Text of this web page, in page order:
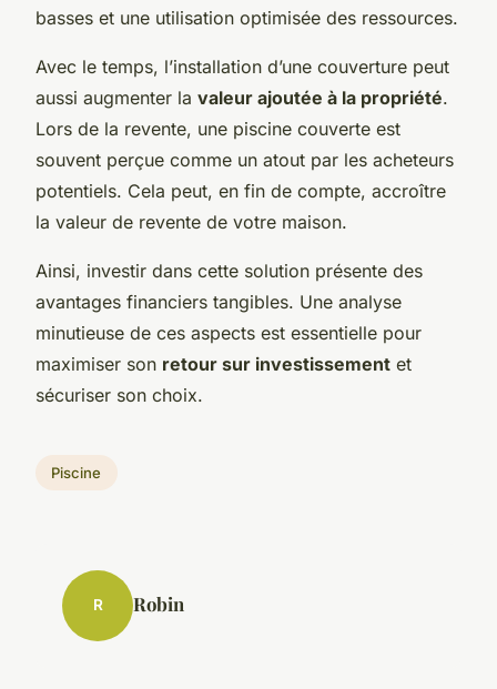
basses et une utilisation optimisée des ressources.
Avec le temps, l’installation d’une couverture peut
aussi augmenter la valeur ajoutée à la propriété.
Lors de la revente, une piscine couverte est
souvent perçue comme un atout par les acheteurs
potentiels. Cela peut, en fin de compte, accroître
la valeur de revente de votre maison.
Ainsi, investir dans cette solution présente des
avantages financiers tangibles. Une analyse
minutieuse de ces aspects est essentielle pour
maximiser son retour sur investissement et
sécuriser son choix.
Piscine
R Robin